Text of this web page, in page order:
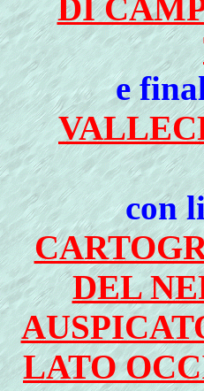
DI
e
con
DEL
LATO